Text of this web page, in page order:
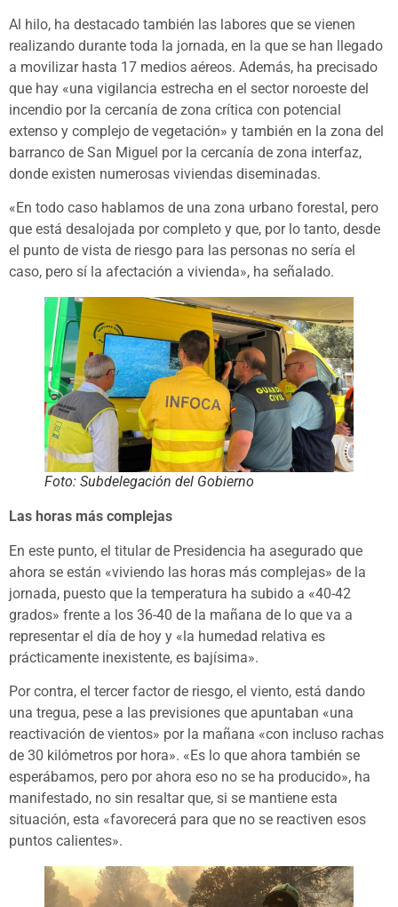
Al hilo, ha destacado también las labores que se vienen
realizando durante toda la jornada, en la que se han llegado
a movilizar hasta 17 medios aéreos. Además, ha precisado
que hay «una vigilancia estrecha en el sector noroeste del
incendio por la cercanía de zona crítica con potencial
extenso y complejo de vegetación» y también en la zona del
barranco de San Miguel por la cercanía de zona interfaz,
donde existen numerosas viviendas diseminadas.
«En todo caso hablamos de una zona urbano forestal, pero
que está desalojada por completo y que, por lo tanto, desde
el punto de vista de riesgo para las personas no sería el
caso, pero sí la afectación a vivienda», ha señalado.
Foto: Subdelegación del Gobierno
Las horas más complejas
En este punto, el titular de Presidencia ha asegurado que
ahora se están «viviendo las horas más complejas» de la
jornada, puesto que la temperatura ha subido a «40-42
grados» frente a los 36-40 de la mañana de lo que va a
representar el día de hoy y «la humedad relativa es
prácticamente inexistente, es bajísima».
Por contra, el tercer factor de riesgo, el viento, está dando
una tregua, pese a las previsiones que apuntaban «una
reactivación de vientos» por la mañana «con incluso rachas
de 30 kilómetros por hora». «Es lo que ahora también se
esperábamos, pero por ahora eso no se ha producido», ha
manifestado, no sin resaltar que, si se mantiene esta
situación, esta «favorecerá para que no se reactiven esos
puntos calientes».